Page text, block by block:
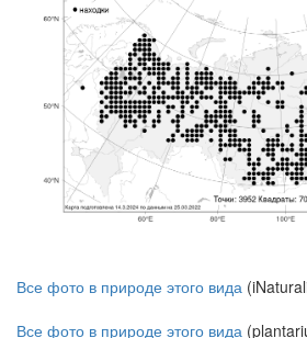
Все фото в природе этого вида
Все фото в природе этого вида